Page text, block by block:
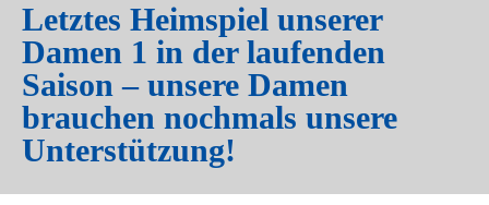
Letztes Heimspiel unserer
Damen 1 in der laufenden
Saison – unsere Damen
brauchen nochmals unsere
Unterstützung!